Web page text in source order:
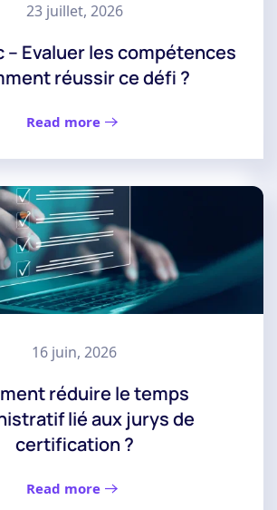
23 juillet, 2026
– Evaluer les compétences
réussir ce défi ?
Read more
16 juin, 2026
réduire le temps
lié aux jurys de
certification ?
Read more